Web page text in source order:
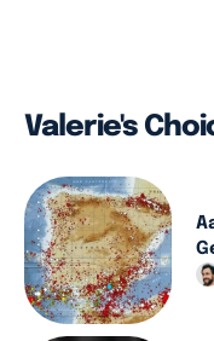
Valerie's